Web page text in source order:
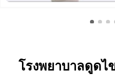
โรงพยาบาลดูด